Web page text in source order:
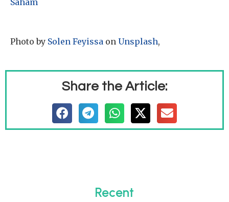
Saham
Photo by Solen Feyissa on Unsplash,
Share the Article:
Recent